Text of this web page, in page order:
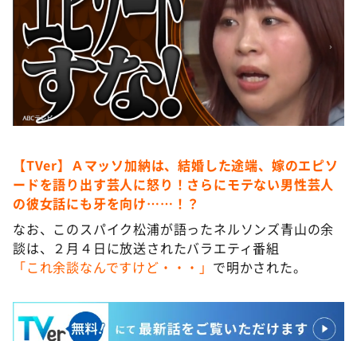
【TVer】Ａマッソ加納は、結婚した途端、嫁のエピソ
ードを語り出す芸人に怒り！さらにモテない男性芸人
の彼女話にも牙を向け……！？
なお、このスパイク松浦が語ったネルソンズ青山の余
談は、２月４日に放送されたバラエティ番組
「これ余談なんですけど・・・」 で明かされた。